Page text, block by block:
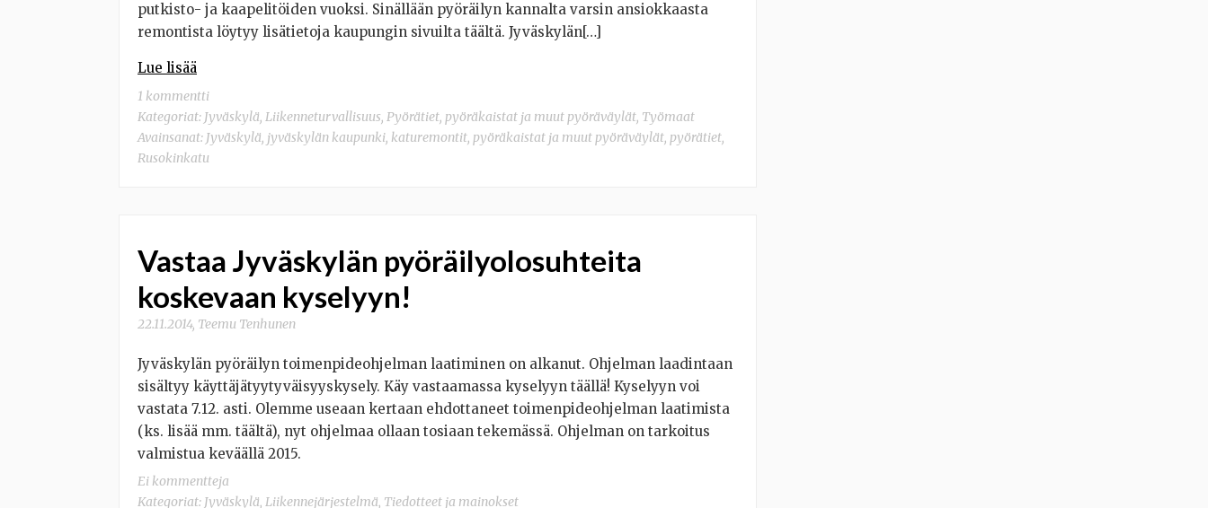
putkisto- ja kaapelitöiden vuoksi. Sinällään pyöräilyn kannalta varsin ansiokkaasta
remontista löytyy lisätietoja kaupungin sivuilta täältä. Jyväskylän[…]
Lue lisää
1 kommentti
Kategoriat: Jyväskylä Liikenneturvallisuus Pyörätiet, pyöräkaistat ja muut pyöräväylät Työmaat
Avainsanat: Jyväskylä jyväskylän kaupunki katuremontit pyöräkaistat ja muut pyöräväylät pyörätiet
Rusokinkatu
Vastaa Jyväskylän pyöräilyolosuhteita
koskevaan kyselyyn!
22.11.2014, Teemu Tenhunen
Jyväskylän pyöräilyn toimenpideohjelman laatiminen on alkanut. Ohjelman laadintaan
sisältyy käyttäjätyytyväisyyskysely. Käy vastaamassa kyselyyn täällä! Kyselyyn voi
vastata 7.12. asti. Olemme useaan kertaan ehdottaneet toimenpideohjelman laatimista
(ks. lisää mm. täältä), nyt ohjelmaa ollaan tosiaan tekemässä. Ohjelman on tarkoitus
valmistua keväällä 2015.
Ei kommentteja
Kategoriat: Jyväskylä, Liikennejärjestelmä, Tiedotteet ja mainokset